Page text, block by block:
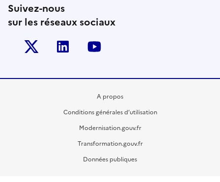
Suivez-nous
sur les réseaux sociaux
Twitter-x Linkedin
A propos
Conditions générales d’utilisation
Modernisation.gouv.fr
Transformation.gouv.fr
Données publiques